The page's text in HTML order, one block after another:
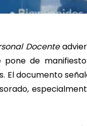
Docente
pone de
El documento